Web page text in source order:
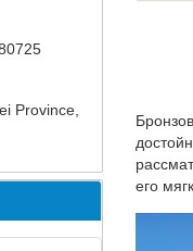
Province,
В
его